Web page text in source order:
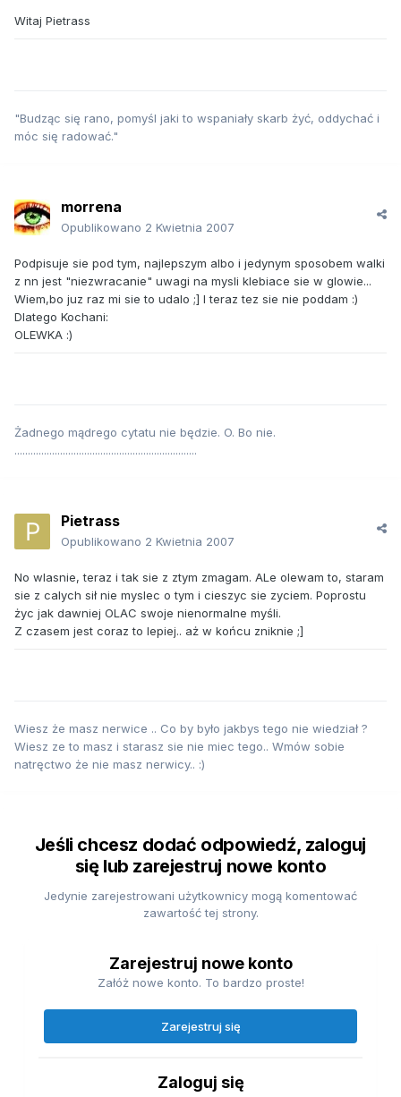
Witaj Pietrass
"Budząc się rano, pomyśl jaki to wspaniały skarb żyć, oddychać i
móc się radować."
morrena
Opublikowano 2 Kwietnia 2007
Podpisuje sie pod tym, najlepszym albo i jedynym sposobem walki
z nn jest "niezwracanie" uwagi na mysli klebiace sie w glowie...
Wiem,bo juz raz mi sie to udalo ;] I teraz tez sie nie poddam :)
Dlatego Kochani:
OLEWKA :)
Żadnego mądrego cytatu nie będzie. O. Bo nie.
....................................................................
Pietrass
Opublikowano 2 Kwietnia 2007
No wlasnie, teraz i tak sie z ztym zmagam. ALe olewam to, staram
sie z calych sił nie myslec o tym i cieszyc sie zyciem. Poprostu
życ jak dawniej OLAC swoje nienormalne myśli.
Z czasem jest coraz to lepiej.. aż w końcu zniknie ;]
Wiesz że masz nerwice .. Co by było jakbys tego nie wiedział ?
Wiesz ze to masz i starasz sie nie miec tego.. Wmów sobie
natręctwo że nie masz nerwicy.. :)
Jeśli chcesz dodać odpowiedź, zaloguj
się lub zarejestruj nowe konto
Jedynie zarejestrowani użytkownicy mogą komentować
zawartość tej strony.
Zarejestruj nowe konto
Załóż nowe konto. To bardzo proste!
Zarejestruj się
Zaloguj się